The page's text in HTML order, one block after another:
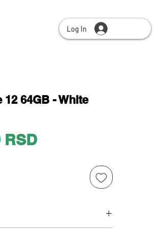
Log In
64GB - White
RSDPrice